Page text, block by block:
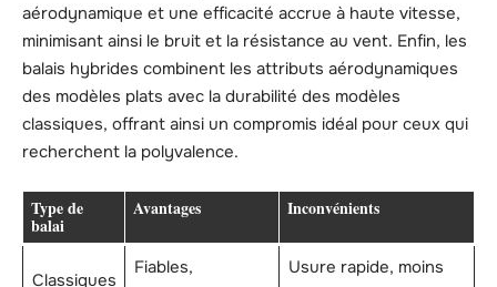
aérodynamique et une efficacité accrue à haute vitesse,
minimisant ainsi le bruit et la résistance au vent. Enfin, les
balais hybrides combinent les attributs aérodynamiques
des modèles plats avec la durabilité des modèles
classiques, offrant ainsi un compromis idéal pour ceux qui
recherchent la polyvalence.
Type de
balai
Avantages Inconvénients
Classiques
Fiables,
Usure rapide, moins